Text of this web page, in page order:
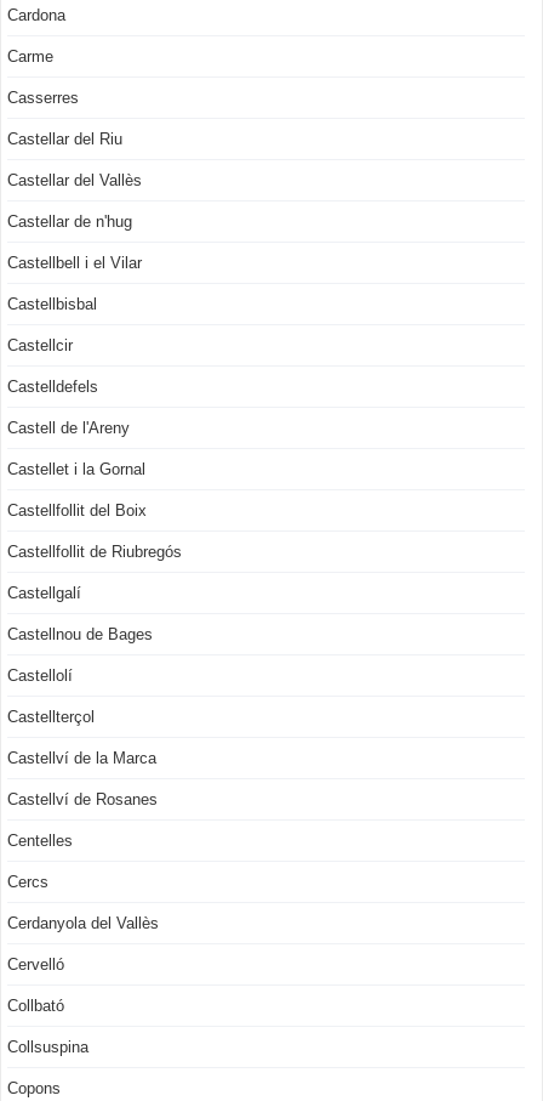
Cardona
Carme
Casserres
Castellar del Riu
Castellar del Vallès
Castellar de n'hug
Castellbell i el Vilar
Castellbisbal
Castellcir
Castelldefels
Castell de l'Areny
Castellet i la Gornal
Castellfollit del Boix
Castellfollit de Riubregós
Castellgalí
Castellnou de Bages
Castellolí
Castellterçol
Castellví de la Marca
Castellví de Rosanes
Centelles
Cercs
Cerdanyola del Vallès
Cervelló
Collbató
Collsuspina
Copons